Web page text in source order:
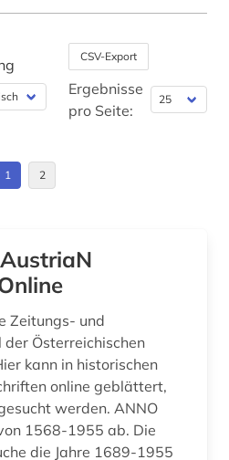
olympische spiele (2)
pflegewissenschaft (1)
CSV-Export
Ergebnisse
pro Seite:
1 2
Zeitungs- und
Österreichischen
kann in historischen
online geblättert,
werden. ANNO
1568-1955 ab. Die
die Jahre 1689-1955